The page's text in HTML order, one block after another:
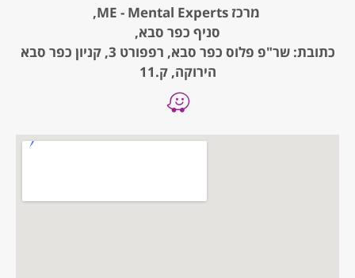
מרכז ME - Mental Experts,
סניף כפר סבא,
כתובת: שר"פ פלוס כפר סבא, רפפורט 3, קניון כפר סבא
הירוקה, ק.11